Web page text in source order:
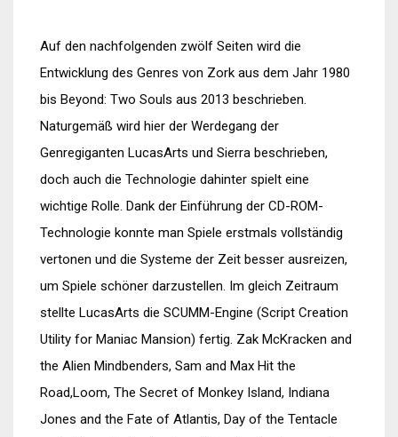
Auf den nachfolgenden zwölf Seiten wird die
Entwicklung des Genres von Zork aus dem Jahr 1980
bis Beyond: Two Souls aus 2013 beschrieben.
Naturgemäß wird hier der Werdegang der
Genregiganten LucasArts und Sierra beschrieben,
doch auch die Technologie dahinter spielt eine
wichtige Rolle. Dank der Einführung der CD-ROM-
Technologie konnte man Spiele erstmals vollständig
vertonen und die Systeme der Zeit besser ausreizen,
um Spiele schöner darzustellen. Im gleich Zeitraum
stellte LucasArts die SCUMM-Engine (Script Creation
Utility for Maniac Mansion) fertig. Zak McKracken and
the Alien Mindbenders, Sam and Max Hit the
Road,Loom, The Secret of Monkey Island, Indiana
Jones and the Fate of Atlantis, Day of the Tentacle